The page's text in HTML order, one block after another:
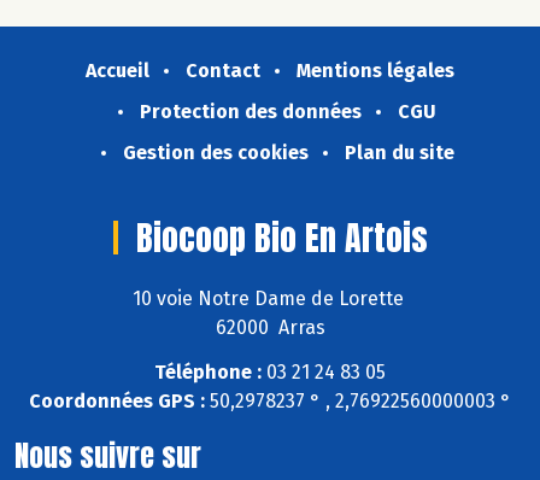
Accueil Contact
Mentions légales
Protection des données
CGU
Gestion des cookies
Plan du site
Biocoop Bio En Artois
10 voie Notre Dame de Lorette
62000 Arras
Téléphone : 03 21 24 83 05
Coordonnées GPS : 50,2978237 ° , 2,76922560000003 °
Nous suivre sur